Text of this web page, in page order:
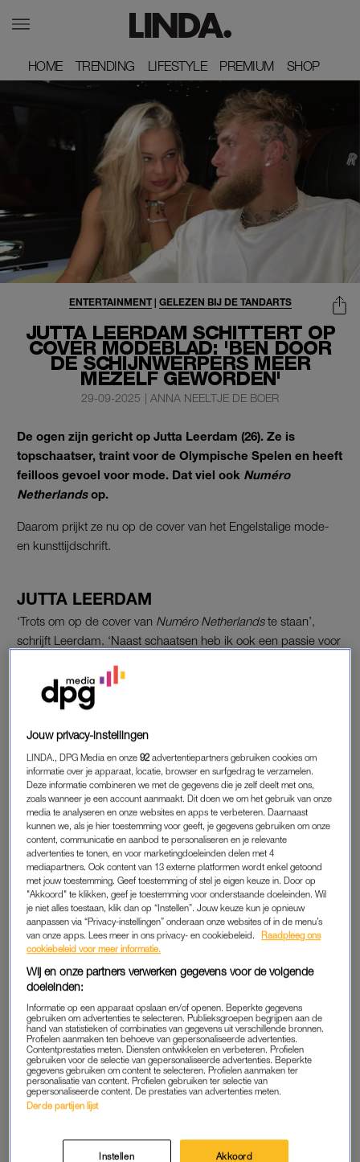
HOME
HOME TRENDING
TRENDING LIFESTYLE
LIFESTYLE PREMIUM
PREMIUM SHOP
SHOP
JUTTA LEERDAM SCHITTERT OP
COVER MODEBLAD: 'BEN DOOR
DE SCHIJNWERPERS MEER
MEZELF GEWORDEN'
ENTERTAINMENT| GELEZEN BIJ DE TANDARTS
29-09-2025 | ANNA NEELTJE DE BOER
De ogen zijn gericht op Jutta Leerdam (26). Ze is
topschaatser, traint voor de Olympische Spelen en heeft
feilloos gevoel voor mode. Dat viel ook Numéro
Netherlandsop.
Daarom prijkt ze nu op de cover van het Engelstalige mode-
en kunsttijdschrift.
JUTTA LEERDAM
‘Trots om op de cover van Numéro Netherlandste staan’,
schrijft Leerdam. ‘Naast schaatsen heb ik ook een passie voor
In het blad is ze openhartig over haar carrière en privéleven.
Momenteel traint ze voor de Olympische Spelen van 2026 in
Milaan. “Ik train altijd hard, maar dit seizoen is er iets extra’s”,
zegt ze tegen
Numéro Netherlands
. “Ik doe er alles aan om
mezelf zo goed mogelijk te verbeteren, van goed rusten tot
hard trainen. Ik heb geen ruimte om het risico te lopen niet de
beste versie van mezelf te zijn. Hoewel het geen groot verschil
is, ga ik er gewoon helemaal voor. Ik hoop dat dat resulteert in
snellere tijden op het ijs.”
Tekst gaat verder onder de Instagrampost.
Jouw privacy-instellingen
LINDA., DPG Media en onze92 advertentiepartners gebruiken cookies om
informatie over je apparaat, locatie, browser en surfgedrag te verzamelen.
Deze informatie combineren we met de gegevens die je zelf deelt met ons,
zoals wanneer je een account aanmaakt. Dit doen we om het gebruik van onze
media te analyseren en onze websites en apps te verbeteren. Daarnaast
kunnen we, als je hier toestemming voor geeft, je gegevens gebruiken om onze
content, communicatie en aanbod te personaliseren en je relevante
advertenties te tonen, en voor marketingdoeleinden delen met 4
mediapartners. Ook content van 13 externe platformen wordt enkel getoond
met jouw toestemming. Geef toestemming of stel je eigen keuze in. Door op
"Akkoord" te klikken, geef je toestemming voor onderstaande doeleinden. Wil
je niet alles toestaan, klik dan op “Instellen”. Jouw keuze kun je opnieuw
aanpassen via “Privacy-instellingen” onderaan onze websites of in de menu’s
van onze apps. Lees meer in ons privacy- en cookiebeleid.
Raadpleeg ons
cookiebeleid voor meer informatie.
Wij en onze partners verwerken gegevens voor de volgende
doeleinden:
Informatie op een apparaat opslaan en/of openen. Beperkte gegevens
gebruiken om advertenties te selecteren. Publieksgroepen begrijpen aan de
hand van statistieken of combinaties van gegevens uit verschillende bronnen.
Profielen aanmaken ten behoeve van gepersonaliseerde advertenties.
Contentprestaties meten. Diensten ontwikkelen en verbeteren. Profielen
gebruiken voor de selectie van gepersonaliseerde advertenties. Beperkte
gegevens gebruiken om content te selecteren. Profielen aanmaken ter
personalisatie van content. Profielen gebruiken ter selectie van
gepersonaliseerde content. De prestaties van advertenties meten.
Derde partijen lijst
Instellen Akkoord